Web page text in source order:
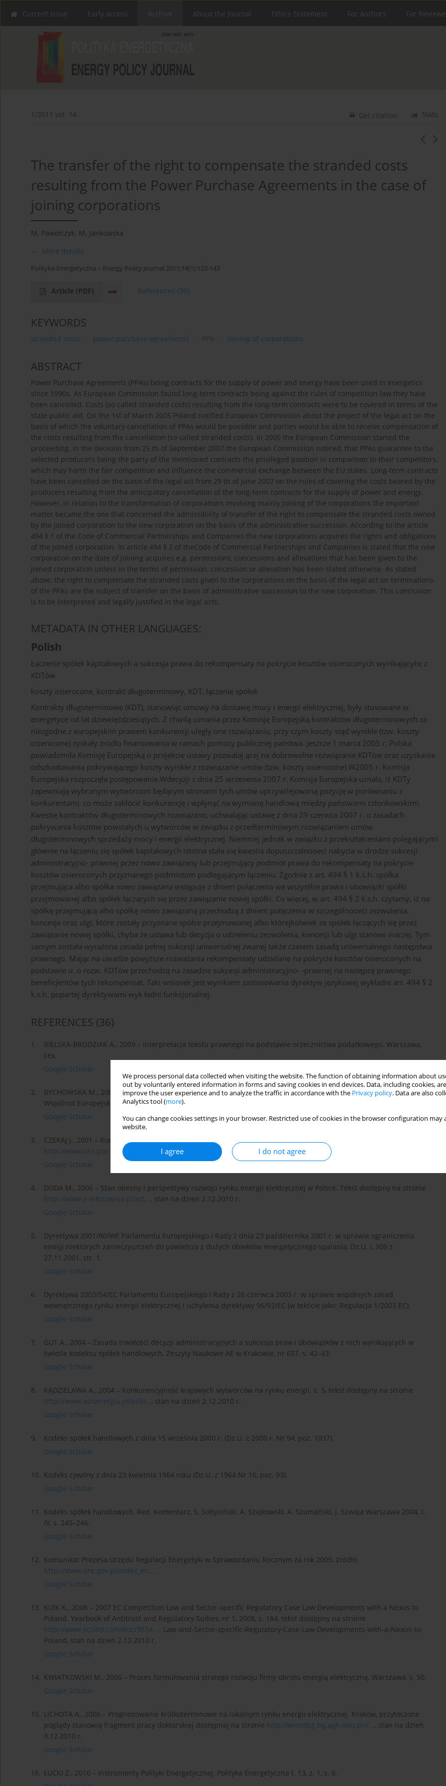
We process personal data collected when visiting the website. The function of obtaining information about
out by voluntarily entered information in forms and saving cookies in end devices. Data, including cookies,
improve the user experience and to analyze the traffic in accordance with the Privacy policy. Data are also
Analytics tool (more).
You can change cookies settings in your browser. Restricted use of cookies in the browser configuration
website.
I agree I do not agree
Current issue Early access About the Journal Ethics Statement For Authors For
1/2011 vol. 14 Stats
Get citation
The transfer of the right to compensate the stranded costs
resulting from the Power Purchase Agreements in the case of
joining corporations
M. Pawełczyk, M. Jankowska
More details
Polityka Energetyczna – Energy Policy Journal 2011;14(1):123-143
Article (PDF) References (36)
KEYWORDS
stranded costs power purchase agreements PPA joining of corporations
ABSTRACT
Power Purchase Agreements (PPAs) being contracts for the supply of power and energy have been used in energetics
since 1990s. As European Commission found long-term contracts being against the rules of competition law they have
been cancelled. Costs (so called stranded costs) resulting from the long-term contracts were to be covered in terms of the
state public aid. On the 1st of March 2005 Poland notified European Commission about the project of the legal act on the
basis of which the voluntary cancellation of PPAs would be possible and parties would be able to receive compensation of
the costs resulting from the cancellation (so called stranded costs). In 2005 the European Commission started the
proceeding. In the decision from 25 th of September 2007 the European Commission noticed, that PPAs guarantee to the
selected producers being the party of the mentioned contracts the privileged position in comparison to their competitors,
which may harm the fair competition and influence the commercial exchange between the EU states. Long-term contracts
have been cancelled on the basis of the legal act from 29 th of June 2007 on the rules of covering the costs beared by the
producers resulting from the anticipatory cancellation of the long-term contracts for the supply of power and energy.
However, in relation to the transformation of corporations involving mainly joining of the corporations the important
matter became the one that concerned the admissibility of transfer of the right to compensate the stranded costs owned
by the joined corporation to the new corporation on the basis of the administrative succession. According to the article
494 § 1 of the Code of Commercial Partnerships and Companies the new corporations acquires the rights and obligations
of the joined corporation. In article 494 § 2 of theCode of Commercial Partnerships and Companies is stated that the new
corporation on the date of joining acquires e.g. permissions, concessions and allevations that has been given to the
joined corporation unless in the terms of permission, concession or allevation has been stated otherwise. As stated
above, the right to compensate the stranded costs given to the corporations on the basis of the legal act on terminations
of the PPAs are the subject of transfer on the basis of administrative succession to the new corporation. This conclusion
is to be interpreted and legally justified in the legal acts.
METADATA IN OTHER LANGUAGES:
Polish
Łączenie spółek kapitałowych a sukcesja prawa do rekompensaty na pokrycie kosztów osieroconych wynikającyhc z
KDTów
koszty osierocone, kontrakt długoterminowy, KDT, łączenie spółek
Kontrakty długoterminowe (KDT), stanowiąc umowy na dostawę mocy i energii elektrycznej, były stosowane w
energetyce od lat dziewięćdziesiątych. Z chwilą uznania przez Komisję Europejską kontraktów długoterminowych za
niezgodne z europejskim prawem konkurencji uległy one rozwiązaniu, przy czym koszty stąd wynikłe (tzw. koszty
osierocone) zyskały źródło finansowania w ramach pomocy publicznej państwa. Jeszcze 1 marca 2005 r. Polska
powiadomiła Komisję Europejską o projekcie ustawy pozwalaj ącej na dobrowolne rozwiązanie KDTów oraz uzyskanie
odszkodowania pokrywającego koszty wynikłe z rozwiązanie umów (tzw. koszty osierocone).W2005 r. Komisja
Europejska rozpoczęła postępowanie.Wdecyzji z dnia 25 wrzeoenia 2007 r. Komisja Europejska uznała, iż KDTy
zapewniają wybranym wytwórcom będącym stronami tych umów uprzywilejowaną pozycję w porównaniu z
konkurentami, co może zakłócić konkurencję i wpłynąć na wymianę handlową między państwami członkowskimi.
Kwestię kontraktów długoterminowych rozwiązano, uchwalając ustawę z dnia 29 czerwca 2007 r. o zasadach
pokrywania kosztów powstałych u wytwórców w związku z przedterminowym rozwiązaniem umów
długoterminowych sprzedaży mocy i energii elektrycznej. Niemniej jednak w związku z przekształceniami polegającymi
głównie na łączeniu się spółek kapitałowych istotna stała się kwestia dopuszczalnooeci nabycia w drodze sukcesji
administracyjno- prawnej przez nowo zawiązany lub przejmujący podmiot prawa do rekompensaty na pokrycie
kosztów osieroconych przyznanego podmiotom podlegającym łączeniu. Zgodnie z art. 494 § 1 k.s.h. spółka
przejmująca albo spółka nowo zawiązana wstępuje z dniem połączenia we wszystkie prawa i obowiązki spółki
przejmowanej albo spółek łączących się przez zawiązanie nowej spółki. Co więcej, w art. 494 § 2 k.s.h. czytamy, iż na
spółkę przejmującą albo spółkę nowo zawiązaną przechodzą z dniem połączenia w szczególnooeci zezwolenia,
koncesje oraz ulgi, które zostały przyznane spółce przejmowanej albo którejkolwiek ze spółek łączących się przez
zawiązanie nowej spółki, chyba że ustawa lub decyzja o udzieleniu zezwolenia, koncesji lub ulgi stanowi inaczej. Tym
samym została wyrażona zasada pełnej sukcesji uniwersalnej zwanej także czasem zasadą uniwersalnego następstwa
prawnego. Mając na uwadze powyższe rozważania rekompensaty udzielane na pokrycie kosztów osieroconych na
podstawie u. o rozw. KDTów przechodzą na zasadzie sukcesji administracyjno- -prawnej na następcę prawnego
beneficjentów tych rekompensat. Taki wniosek jest wynikiem zastosowania dyrektyw językowej wykładni art. 494 § 2
k.s.h. popartej dyrektywami wyk ładni funkcjonalnej.
REFERENCES (36)
1.
BIELSKA-BRODZIAK A., 2009 – Interpretacja tekstu prawnego na podstawie orzecznictwa podatkowego. Warszawa,
Lex.
Google Scholar
2.
BYCHOWSKA M., 2001 – Prawo konkurencji w Unii Europejskiej. [W:] A.Wróbel (red.), Wprowadzenie do prawa
Wspólnot Europejskich (Unii Europejskiej), Zakamycze 2002, Lex.
Google Scholar
3.
CZEKAJ J., 2001 – Kontrakty długoterminowe a rynek energii elektrycznej w Polsce. Warszawa,
http://www.ure.gov.pl/portal/p...
, stan na dzień 2.12.2010 r.
Google Scholar
4.
DUDA M., 2006 – Stan obecny i perspektywy rozwoju rynku energii elektrycznej w Polsce. Tekst dostępny na stronie
http://www.e-lektrownia.pl/art..., stan na dzień 2.12.2010 r.
Google Scholar
5.
Dyrektywa 2001/80/WE Parlamentu Europejskiego i Rady z dnia 23 października 2001 r. w sprawie ograniczenia
emisji niektórych zanieczyszczeń do powietrza z dużych obiektów energetycznego spalania, Dz.U. L 309 z
27.11.2001, str. 1.
Google Scholar
6.
Dyrektywa 2003/54/EC Parlamentu Europejskiego i Rady z 26 czerwca 2003 r. w sprawie wspólnych zasad
wewnętrznego rynku energii elektrycznej i uchylenia dyrektywy 96/92/EC (w tekście jako: Regulacja 1/2003 EC).
Google Scholar
7.
GUT A., 2004 – Zasada trwałości decyzji administracyjnych a sukcesja praw i obowiązków z nich wynikających w
świetle kodeksu spółek handlowych. Zeszyty Naukowe AE w Krakowie, nr 657, s. 42–43.
Google Scholar
8.
KĄDZIELAWA A., 2004 – Konkurencyjność krajowych wytwórców na rynku energii. s. 5, tekst dostępny na stronie
http://www.apsenergia.pl/pliki..., stan na dzień 2.12.2010 r.
Google Scholar
9.
Kodeks spółek handlowych z dnia 15 września 2000 r. (Dz.U. z 2000 r. Nr 94, poz. 1037).
Google Scholar
10. Kodeks cywilny z dnia 23 kwietnia 1964 roku (Dz.U. z 1964 Nr 16, poz. 93).
Google Scholar
11. Kodeks spółek handlowych, Red. Komentarz, S. Sołtysiński, A. Szajkowski, A. Szumański, J. Szwaja Warszawa 2004, t.
IV, s. 245–246.
Google Scholar
12. Komunikat Prezesa Urzędu Regulacji Energetyki w Sprawozdaniu Rocznym za rok 2005. źródło
http://www.ure.gov.pl/index_en....
Google Scholar
13. KUIK K., 2008 – 2007 EC Competition Law and Sector-specific Regulatory Case Law Developments with a Nexus to
Poland. Yearbook of Antitrust and Regulatory Sudies, nr 1, 2008, s. 184, tekst dostępny na stronie
http://www.scribd.com/doc/3534...- Law-and-Sector-specific-Regulatory-Case-Law-Developments-with-a-Nexus-to-
Poland, stan na dzień 2.12.2010 r.
Google Scholar
14. KWIATKOWSKI M., 2006 – Proces formułowania strategii rozwoju firmy obrotu energią elektryczną. Warszawa, s. 50.
Google Scholar
15. LICHOTA A., 2006 – Prognozowanie krótkoterminowe na lokalnym rynku energii elektrycznej. Kraków, przytoczone
poglądy stanowią fragment pracy doktorskiej dostępnej na stronie http://winntbg.bg.agh.edu.pl/r..., stan na dzień
3.12.2010 r.
Google Scholar
16. ŁUCKI Z., 2010 – Instrumenty Polityki Energetycznej. Polityka Energetyczna t. 13, z. 1, s. 8.